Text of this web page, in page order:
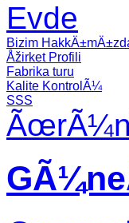
Evde
Bizim
Åžirket Profili
Fabrika turu
Kalite KontrolÃ¼
SSS